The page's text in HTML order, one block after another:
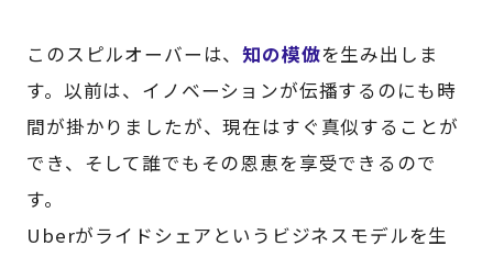
このスピルオーバーは、知の模倣を生み出しま
す。以前は、イノベーションが伝播するのにも時
間が掛かりましたが、現在はすぐ真似することが
でき、そして誰でもその恩恵を享受できるので
す。
Uberがライドシェアというビジネスモデルを生